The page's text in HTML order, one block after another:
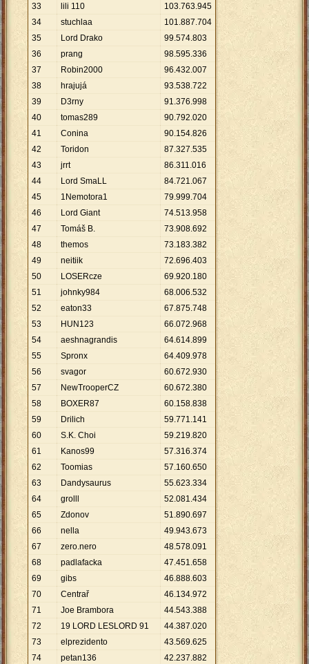
33
lili 110 103.763.945
34
stuchlaa 101.887.704
35
Lord Drako 99.574.803
36
prang 98.595.336
37
Robin2000 96.432.007
38
hrajujá 93.538.722
39
D3rny 91.376.998
40
tomas289 90.792.020
41
Conina 90.154.826
42
Toridon 87.327.535
43
jrrt 86.311.016
44
Lord SmaLL 84.721.067
45
1Nemotora1 79.999.704
46
Lord Giant 74.513.958
47
Tomáš B. 73.908.692
48
themos 73.183.382
49
neitiik 72.696.403
50
LOSERcze 69.920.180
51
johnky984 68.006.532
52
eaton33 67.875.748
53
HUN123 66.072.968
54
aeshnagrandis 64.614.899
55
Spronx 64.409.978
56
svagor 60.672.930
57
NewTrooperCZ 60.672.380
58
BOXER87 60.158.838
59
Drilich 59.771.141
60
S.K. Choi 59.219.820
61
Kanos99 57.316.374
62
Toomias 57.160.650
63
Dandysaurus 55.623.334
64
grolll 52.081.434
65
Zdonov 51.890.697
66
nella 49.943.673
67
zero.nero 48.578.091
68
padlafacka 47.451.658
69
gibs 46.888.603
70
Centrař 46.134.972
71
Joe Brambora 44.543.388
72
19 LORD LESLORD 91 44.387.020
73
elprezidento 43.569.625
74
petan136 42.237.882